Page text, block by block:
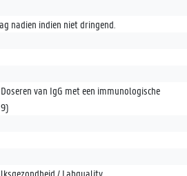
nadien indien niet dringend.
Doseren van IgG met een immunologische
/ Labquality